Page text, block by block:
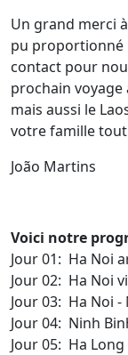
Un grand merci
pu proportionné
contact pour
prochain
mais aussi le
votre famille tout
João Martins
Voici notre
Jour 01: Ha Noi
Jour 02: Ha Noi
Jour 03: Ha Noi -
Jour 04: Ninh
Jour 05: Ha